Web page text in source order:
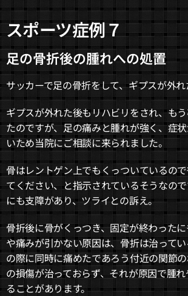
スポーツ症例７
足の骨折後の腫れへの処置
サッカーで足の骨折をして、ギプスが外
ギプスが外れた後もリハビリをされ、も
たのですが、足の痛みと腫れが強く、症
いため当院にご相談に来られました。
骨はレントゲン上でもくっついているの
てください、と指示されているそうなの
にも支障があり、ツライとの訴え。
骨折後に骨がくっつき、固定が終わった
や痛みが引かない原因は、骨折は治って
の際に同時に痛めたであろう付近の関節
の損傷が治っておらず、それが原因で腫
ることがあります。